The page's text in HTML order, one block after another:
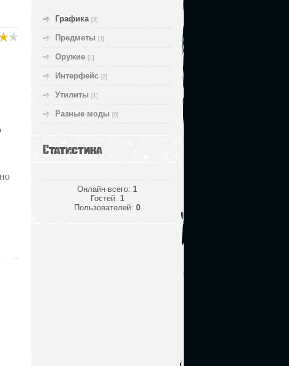
Графика [3]
Предметы [1]
Оружие [1]
Интерфейс [2]
Утилиты [1]
Разные моды [0]
Статистика
Онлайн всего: 1
Гостей: 1
Пользователей: 0